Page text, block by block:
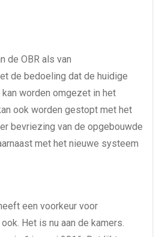
de OBR als van
de bedoeling dat de huidige
worden omgezet in het
ook worden gestopt met het
bevriezing van de opgebouwde
met het nieuwe systeem
een voorkeur voor
Het is nu aan de kamers.